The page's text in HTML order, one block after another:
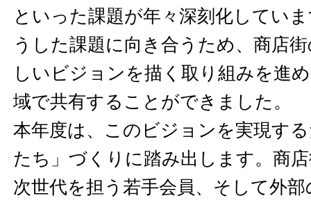
といった課題が年々深刻化してい
うした課題に向き合うため、商店
しいビジョンを描く取り組みを進
域で共有することができました。
本年度は、このビジョンを実現す
たち」づくりに踏み出します。商
次世代を担う若手会員、そして外